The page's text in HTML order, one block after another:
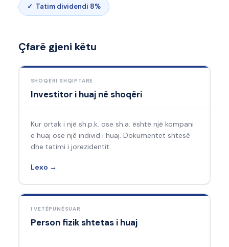
✓ Tatim dividendi 8%
Çfarë gjeni këtu
SHOQËRI SHQIPTARE
Investitor i huaj në shoqëri
Kur ortak i një sh.p.k. ose sh.a. është një kompani
e huaj ose një individ i huaj. Dokumentet shtesë
dhe tatimi i jorezidentit.
Lexo →
I VETËPUNËSUAR
Person fizik shtetas i huaj